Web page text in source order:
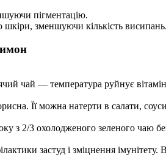
пігментацію.
шкіри, зменшуючи кількість висипань.
чай — температура руйнує
Її можна натерти в салати,
з 2/3 охолодженого зеленого чаю
застуд і зміцнення